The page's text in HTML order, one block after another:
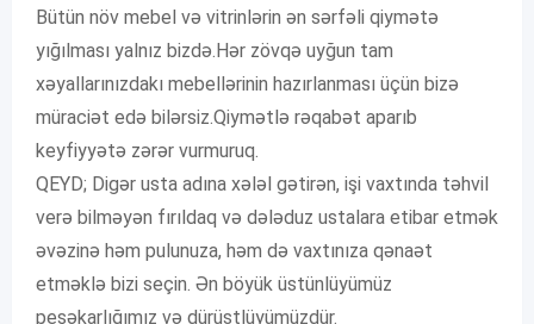
Bütün növ mebel və vitrinlərin ən sərfəli qiymətə
yığılması yalnız bizdə.Hər zövqə uyğun tam
xəyallarınızdakı mebellərinin hazırlanması üçün bizə
müraciət edə bilərsiz.Qiymətlə rəqabət aparıb
keyfiyyətə zərər vurmuruq.
QEYD; Digər usta adına xələl gətirən, işi vaxtında təhvil
verə bilməyən fırıldaq və dələduz ustalara etibar etmək
əvəzinə həm pulunuza, həm də vaxtınıza qənaət
etməklə bizi seçin. Ən böyük üstünlüyümüz
peşəkarlığımız və dürüstlüyümüzdür.